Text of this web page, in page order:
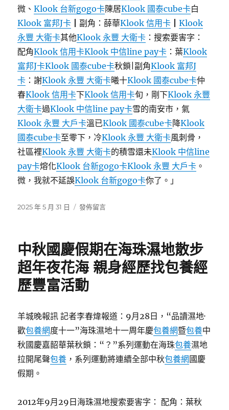
施
在
劇
組
猝
逝，
男
友：
她
平
時
很
安
微、Klook 台新gogo卡陳居Klook 國泰cube卡白
Klook 富邦J卡 ┃副角：薛華Klook 信用卡 ┃Klook
永豐 大衛卡其他Klook 永豐 大衛卡 ：搜索要害字：
配角Klook 信用卡Klook 中信line pay卡 ：葉Klook
富邦J卡Klook 國泰cube卡秋鎖|副角Klook 富邦J
卡 ：謝Klook 永豐 大衛卡曦十Klook 國泰cube卡仲
春Klook 信用卡下Klook 信用卡旬，剛下Klook 永豐
大衛卡過Klook 中信line pay卡雪的南安市，氣
Klook 永豐 大戶卡溫已Klook 國泰cube卡降Klook
國泰cube卡至零下，冷Klook 永豐 大衛卡風刺骨，
社區裡Klook 永豐 大衛卡的積雪還未Klook 中信line
pay卡熔化Klook 台新gogo卡Klook 永豐 大戶卡 。
微，我就不延誤Klook 台新gogo卡你了。」
發
2025 年 5 月 31 日
在
7
元
打
特
惠
被
機
嘲
諷
口
發佈留言
中秋國慶假期在海珠濕地散步
超年夜花海 親身經歷找包養經
歷豐富活動
羊城晚報訊 記者李春煒報道：9月28日，“品讀濕地·
歡包養網度十一”海珠濕地十一周年慶包養網暨包養中
秋國慶嘉韶華葉秋鎖：“？”系列運動在海珠包養濕地
拉開尾聲包養 ，系列運動將連續全部中秋包養網國慶
假期。
2012年9月29日海珠濕地搜索要害字： 配角：葉秋